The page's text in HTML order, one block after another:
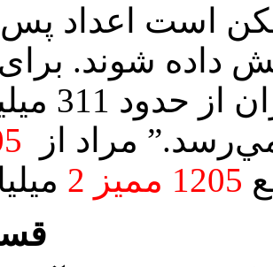
شوند. برای
عبارت:
1205 ممیز 2